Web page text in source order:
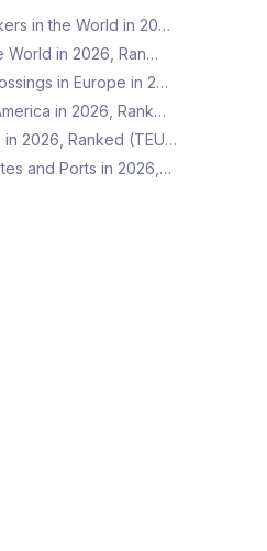
in the World in 20…
World in 2026, Ran…
in Europe in 2…
in 2026, Rank…
2026, Ranked (TEU…
and Ports in 2026,…